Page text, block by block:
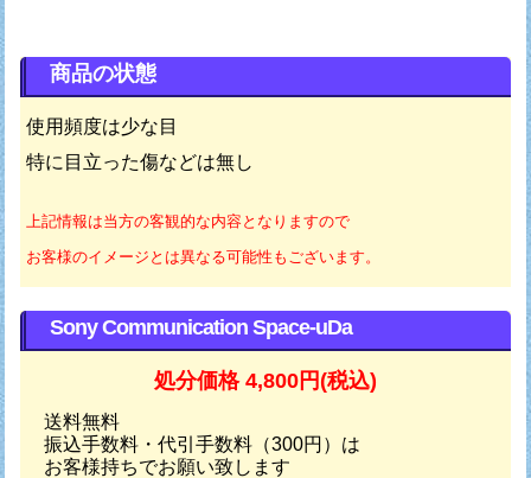
商品の状態
使用頻度は少な目
特に目立った傷などは無し
上記情報は当方の客観的な内容となりますので
お客様のイメージとは異なる可能性もございます。
Sony Communication Space-uDa
処分価格 4,800円(税込)
送料無料
振込手数料・代引手数料（300円）は
お客様持ちでお願い致します